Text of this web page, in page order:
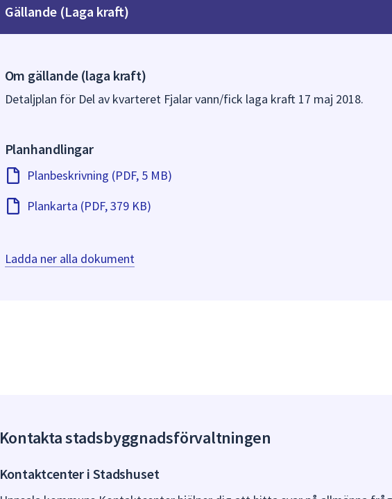
Gällande (Laga kraft)
Om gällande (laga kraft)
Detaljplan för Del av kvarteret Fjalar vann/fick laga kraft 17 maj 2018.
Planhandlingar
Planbeskrivning (PDF, 5 MB)
Plankarta (PDF, 379 KB)
Ladda ner alla dokument
Kontakta stadsbyggnadsförvaltningen
Kontaktcenter i Stadshuset